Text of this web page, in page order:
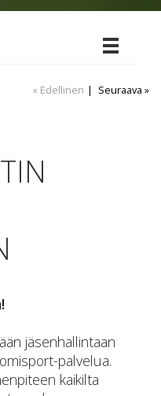
« Edellinen | Seuraava »
jäsenhallintaan
palvelua.
kaikilta